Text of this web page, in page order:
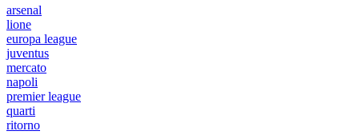
arsenal
lione
europa league
juventus
mercato
napoli
premier league
quarti
ritorno